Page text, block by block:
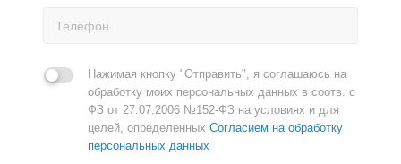
Нажимая кнопку "Отправить", я соглашаюсь на
обработку моих персональных данных в соотв. с
ФЗ от 27.07.2006 №152-ФЗ на условиях и для
целей, определенных Согласием на обработку
персональных данных